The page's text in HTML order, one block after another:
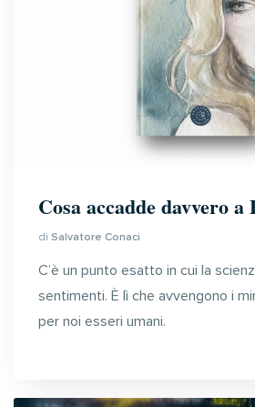
Cosa accadde davvero a
di Salvatore Conaci
C’è un punto esatto in cui la
sentimenti. È lì che avvengono i
per noi esseri umani.